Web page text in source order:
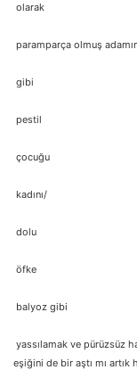
olarak
paramparça olmuş
gibi
pestil
çocuğu
kadını/
dolu
öfke
balyoz gibi
yassılamak ve pürüzsüz
eşiğini de bir aştı mı